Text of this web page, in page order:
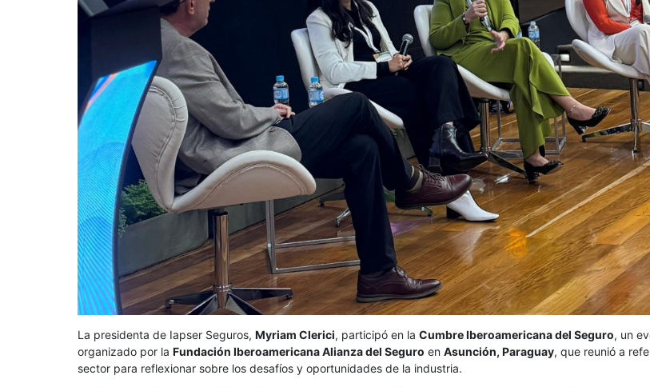
La presidenta de Iapser Seguros, Myriam Clerici, participó en la Cumbre Iberoamericana del Seguro, un
organizado por la Fundación Iberoamericana Alianza del Seguro en Asunción, Paraguay, que reunió a
sector para reflexionar sobre los desafíos y oportunidades de la industria.